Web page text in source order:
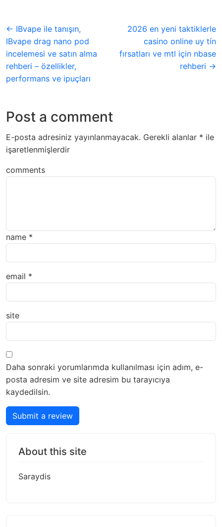
← IBvape ile tanışın,
IBvape drag nano pod
incelemesi ve satın alma
rehberi – özellikler,
performans ve ipuçları
2026 en yeni taktiklerle
casino online uy tín
fırsatları ve mtl için nbase
rehberi →
Post a comment
E-posta adresiniz yayınlanmayacak. Gerekli alanlar * ile
işaretlenmişlerdir
comments
name *
email *
site
Daha sonraki yorumlarımda kullanılması için adım, e-
posta adresim ve site adresim bu tarayıcıya
kaydedilsin.
Submit a review
About this site
Saraydis